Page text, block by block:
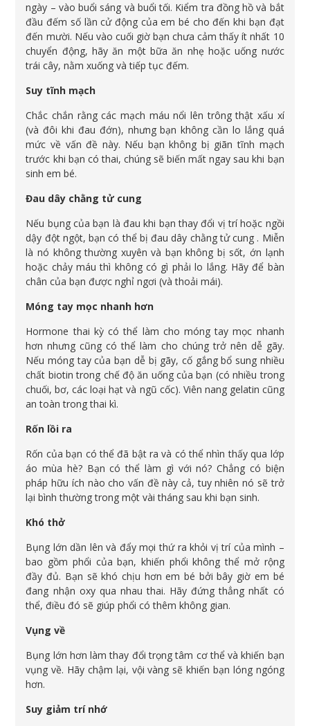
ngày – vào buổi sáng và buổi tối. Kiểm tra đồng hồ và bắt
đầu đếm số lần cử động của em bé cho đến khi bạn đạt
đến mười. Nếu vào cuối giờ bạn chưa cảm thấy ít nhất 10
chuyển động, hãy ăn một bữa ăn nhẹ hoặc uống nước
trái cây, nằm xuống và tiếp tục đếm.
Suy tĩnh mạch
Chắc chắn rằng các mạch máu nổi lên trông thật xấu xí
(và đôi khi đau đớn), nhưng bạn không cần lo lắng quá
mức về vấn đề này. Nếu bạn không bị giãn tĩnh mạch
trước khi bạn có thai, chúng sẽ biến mất ngay sau khi bạn
sinh em bé.
Đau dây chằng tử cung
Nếu bụng của bạn là đau khi bạn thay đổi vị trí hoặc ngồi
dậy đột ngột, bạn có thể bị đau dây chằng tử cung . Miễn
là nó không thường xuyên và bạn không bị sốt, ớn lạnh
hoặc chảy máu thì không có gì phải lo lắng. Hãy để bàn
chân của bạn được nghỉ ngơi (và thoải mái).
Móng tay mọc nhanh hơn
Hormone thai kỳ có thể làm cho móng tay mọc nhanh
hơn nhưng cũng có thể làm cho chúng trở nên dễ gãy.
Nếu móng tay của bạn dễ bị gãy, cố gắng bổ sung nhiều
chất biotin trong chế độ ăn uống của bạn (có nhiều trong
chuối, bơ, các loại hạt và ngũ cốc). Viên nang gelatin cũng
an toàn trong thai kì.
Rốn lồi ra
Rốn của bạn có thể đã bật ra và có thể nhìn thấy qua lớp
áo mùa hè? Bạn có thể làm gì với nó? Chẳng có biện
pháp hữu ích nào cho vấn đề này cả, tuy nhiên nó sẽ trở
lại bình thường trong một vài tháng sau khi bạn sinh.
Khó thở
Bụng lớn dần lên và đẩy mọi thứ ra khỏi vị trí của mình –
bao gồm phổi của bạn, khiến phổi không thể mở rộng
đầy đủ. Bạn sẽ khó chịu hơn em bé bởi bây giờ em bé
đang nhận oxy qua nhau thai. Hãy đứng thẳng nhất có
thể, điều đó sẽ giúp phổi có thêm không gian.
Vụng về
Bụng lớn hơn làm thay đổi trọng tâm cơ thể và khiến bạn
vụng về. Hãy chậm lại, vội vàng sẽ khiến bạn lóng ngóng
hơn.
Suy giảm trí nhớ